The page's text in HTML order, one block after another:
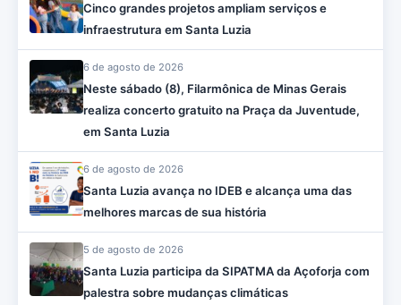
Cinco grandes projetos ampliam serviços e
infraestrutura em Santa Luzia
6 de agosto de 2026
Neste sábado (8), Filarmônica de Minas Gerais
realiza concerto gratuito na Praça da Juventude,
em Santa Luzia
6 de agosto de 2026
Santa Luzia avança no IDEB e alcança uma das
melhores marcas de sua história
5 de agosto de 2026
Santa Luzia participa da SIPATMA da Açoforja com
palestra sobre mudanças climáticas